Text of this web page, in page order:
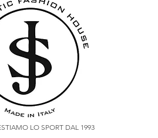
LO SPORT DAL 1993